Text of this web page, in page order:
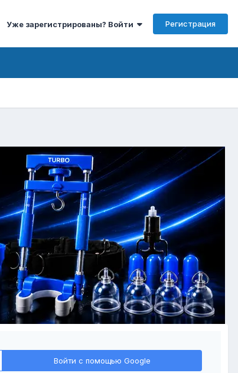
Уже зарегистрированы? Войти Регистрация
Войти с помощью Google